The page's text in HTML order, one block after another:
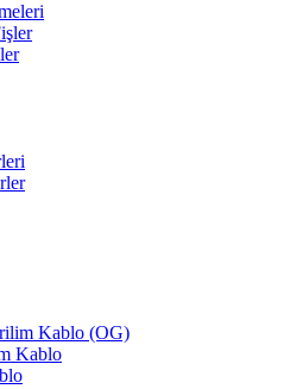
Kablo (OG)
Kablo